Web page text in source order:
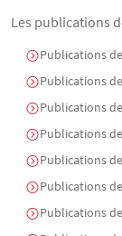
Les publications
Publications
Publications
Publications
Publications
Publications
Publications
Publications